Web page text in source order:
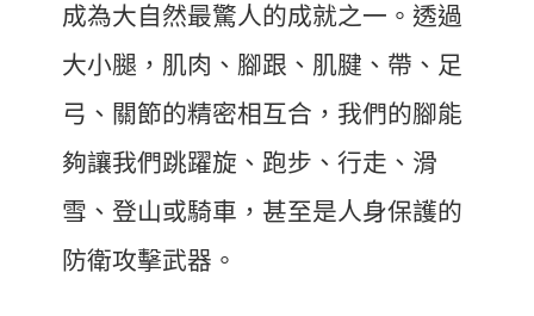
成為大自然最驚人的成就之一。透過
大小腿，肌肉、腳跟、肌腱、帶、足
弓、關節的精密相互合，我們的腳能
夠讓我們跳躍旋、跑步、行走、滑
雪、登山或騎車，甚至是人身保護的
防衛攻擊武器。